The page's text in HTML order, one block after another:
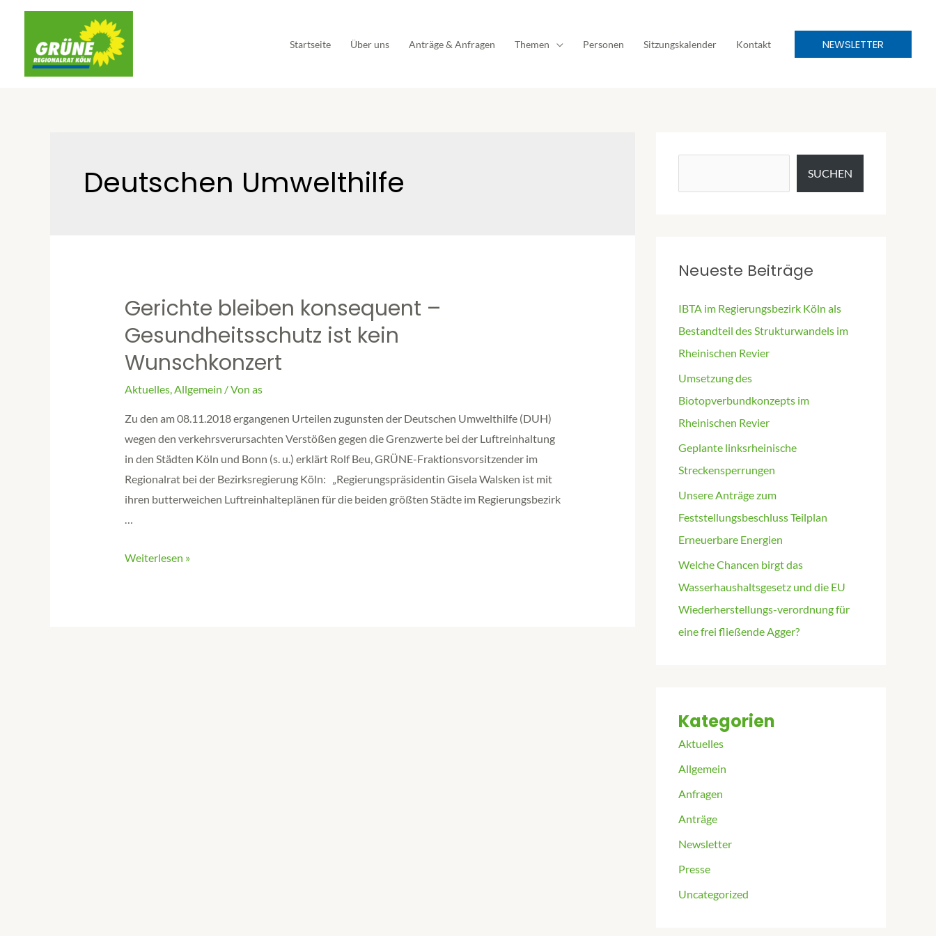
Startseite Über uns Anträge & Anfragen Themen Personen Sitzungskalender Kontakt NEWSLETTER
Deutschen Umwelthilfe
Gerichte bleiben konsequent –
Gesundheitsschutz ist kein
Wunschkonzert
Aktuelles,Allgemein / Von as
Zu den am 08.11.2018 ergangenen Urteilen zugunsten der Deutschen Umwelthilfe (DUH)
wegen den verkehrsverursachten Verstößen gegen die Grenzwerte bei der Luftreinhaltung
in den Städten Köln und Bonn (s. u.) erklärt Rolf Beu, GRÜNE-Fraktionsvorsitzender im
Regionalrat bei der Bezirksregierung Köln: „Regierungspräsidentin Gisela Walsken ist mit
ihren butterweichen Luftreinhalteplänen für die beiden größten Städte im Regierungsbezirk
…
Weiterlesen »
SUCHEN
Neueste Beiträge
IBTA im Regierungsbezirk Köln als
Bestandteil des Strukturwandels im
Rheinischen Revier
Umsetzung des
Biotopverbundkonzepts im
Rheinischen Revier
Geplante linksrheinische
Streckensperrungen
Unsere Anträge zum
Feststellungsbeschluss Teilplan
Erneuerbare Energien
Welche Chancen birgt das
Wasserhaushaltsgesetz und die EU
Wiederherstellungs-verordnung für
eine frei fließende Agger?
Kategorien
Aktuelles
Allgemein
Anfragen
Anträge
Newsletter
Presse
Uncategorized